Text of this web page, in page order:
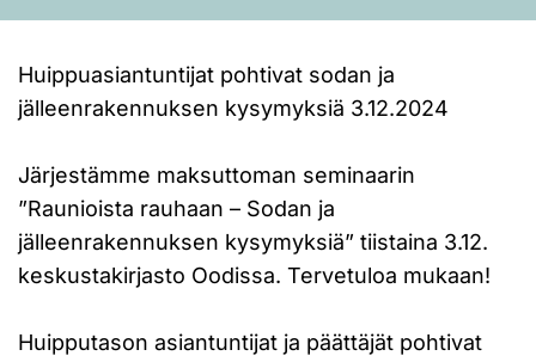
Huippuasiantuntijat pohtivat sodan ja
jälleenrakennuksen kysymyksiä 3.12.2024
Järjestämme maksuttoman seminaarin
”Raunioista rauhaan – Sodan ja
jälleenrakennuksen kysymyksiä” tiistaina 3.12.
keskustakirjasto Oodissa. Tervetuloa mukaan!
Huipputason asiantuntijat ja päättäjät pohtivat